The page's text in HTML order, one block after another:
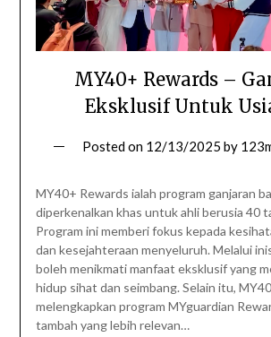
MY40+ Rewards –
Eksklusif Untuk
Posted on 12/13/2025 by
MY40+ Rewards ialah program ganjaran
diperkenalkan khas untuk ahli berusia 40
Program ini memberi fokus kepada
dan kesejahteraan menyeluruh. Melalui
boleh menikmati manfaat eksklusif yang
hidup sihat dan seimbang. Selain itu,
melengkapkan program MYguardian
tambah yang lebih relevan…